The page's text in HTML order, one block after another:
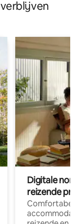
Digitale
reizende
Comfortabele